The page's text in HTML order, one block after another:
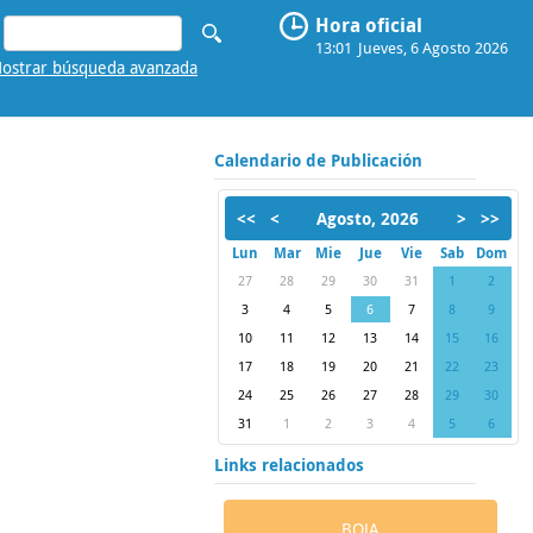
Hora oficial
13:01 Jueves, 6 Agosto 2026
búsqueda avanzada
Calendario de Publicación
<< < Agosto, 2026 > >>
Lun Mar Mie Jue Vie Sab Dom
27 28 29 30 31 1
2
3
4 5 6 7 8
9
10
11 12 13 14 15
16
17
18 19 20 21 22
23
24
25 26 27 28 29
30
31
1 2 3 4 5 6
Links relacionados